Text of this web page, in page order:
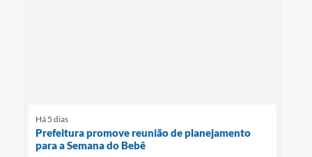
Há 5 dias
Prefeitura promove reunião de planejamento
para a Semana do Bebê